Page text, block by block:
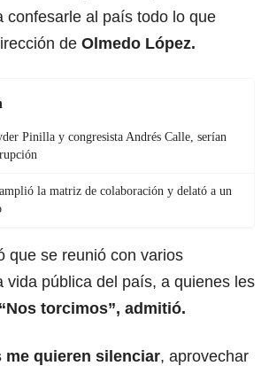
confesarle al país todo lo que
de Olmedo López.
Pinilla y congresista Andrés Calle, serían
la matriz de colaboración y delató a un
que se reunió con varios
vida pública del país, a quienes les
“Nos torcimos”, admitió.
me quieren silenciar, aprovechar